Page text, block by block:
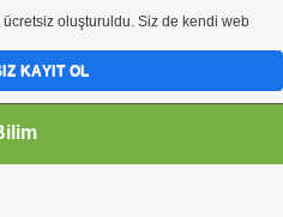
ücretsiz oluşturuldu. Siz de kendi web
KAYIT OL